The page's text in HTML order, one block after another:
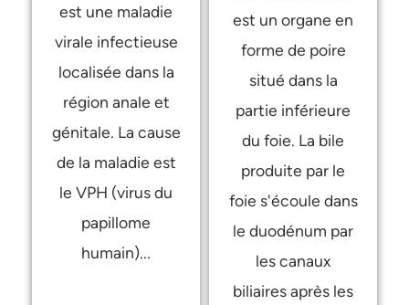
est une maladie
virale infectieuse
localisée dans la
région anale et
génitale. La cause
de la maladie est
le VPH (virus du
papillome
humain)...
est un organe en
forme de poire
situé dans la
partie inférieure
du foie. La bile
produite par le
foie s'écoule dans
le duodénum par
les canaux
biliaires après les